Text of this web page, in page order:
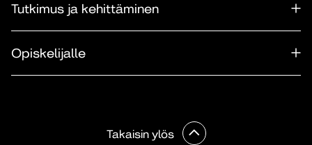
Tutkimus ja kehittäminen
Opiskelijalle
Takaisin ylös